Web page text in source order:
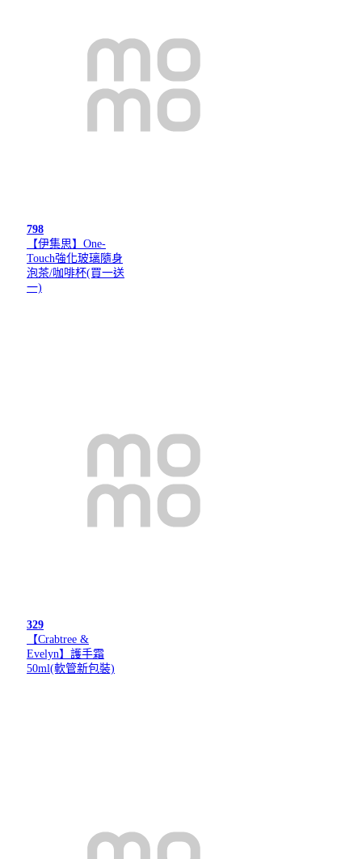
798
【伊集思】One-
Touch強化玻璃隨身
泡茶/咖啡杯(買一送
一)
329
【Crabtree &
Evelyn】護手霜
50ml(軟管新包裝)